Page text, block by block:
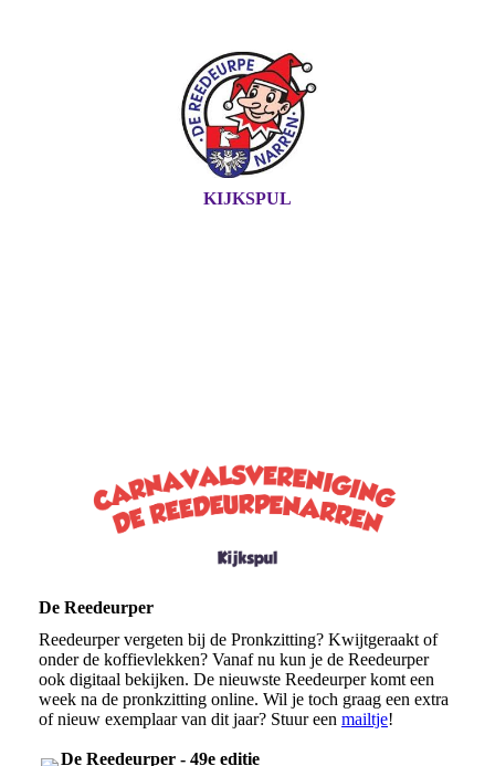
KIJKSPUL
De Reedeurper
Reedeurper vergeten bij de Pronkzitting? Kwijtgeraakt of
onder de koffievlekken? Vanaf nu kun je de Reedeurper
ook digitaal bekijken. De nieuwste Reedeurper komt een
week na de pronkzitting online. Wil je toch graag een extra
of nieuw exemplaar van dit jaar? Stuur een mailtje!
De Reedeurper - 49e editie